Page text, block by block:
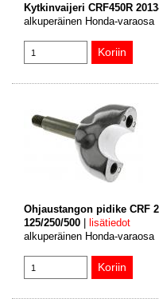
Kytkinvaijeri CRF450R
alkuperäinen Honda-varaosa
Ohjaustangon pidike CRF
125/250/500
lisätiedot
alkuperäinen Honda-varaosa